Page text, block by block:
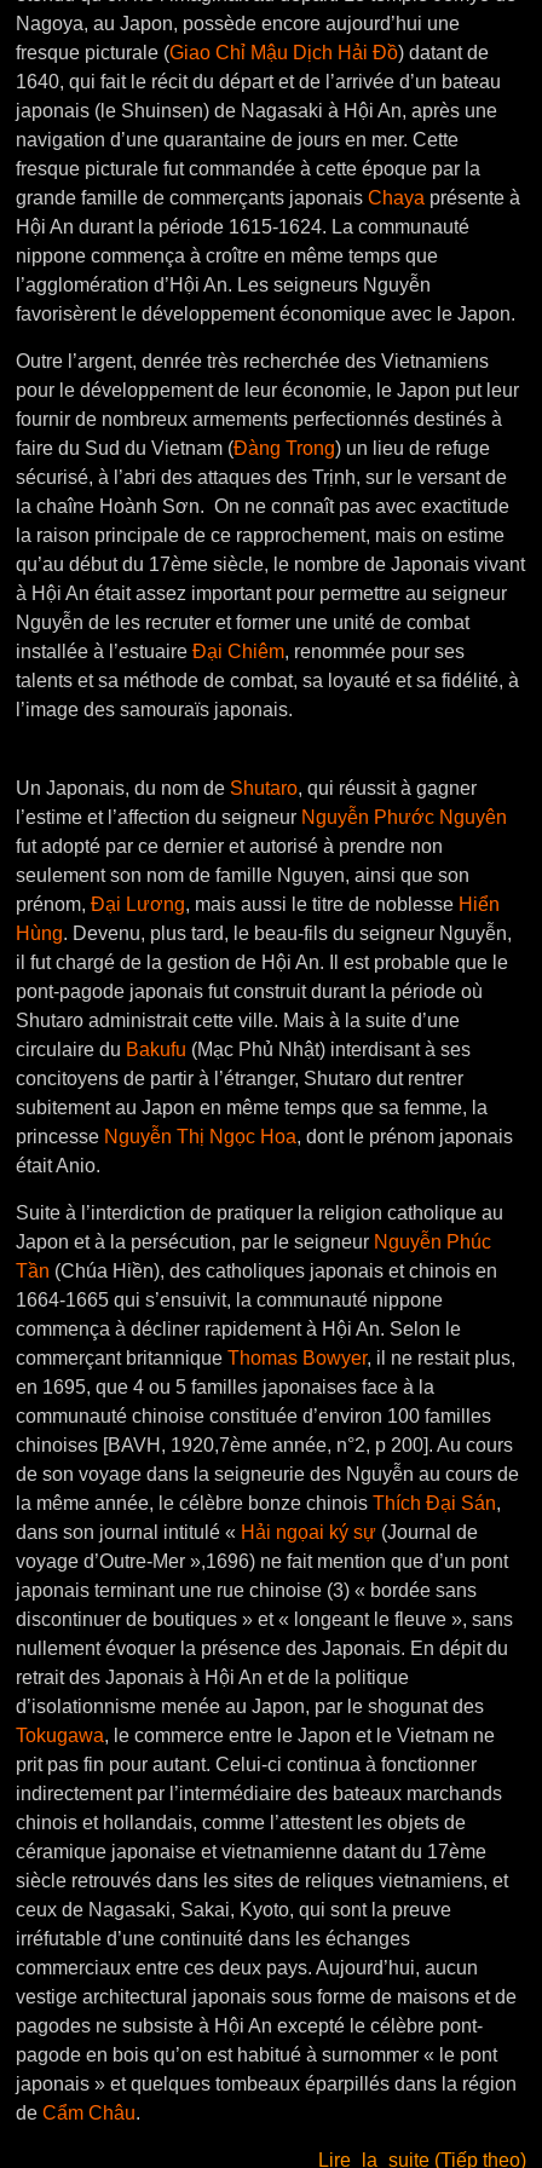
Nagoya, au Japon, possède encore aujourd’hui une
fresque picturale (Giao Chỉ Mậu Dịch Hải Đồ) datant de
1640, qui fait le récit du départ et de l’arrivée d’un bateau
japonais (le Shuinsen) de Nagasaki à Hội An, après une
navigation d’une quarantaine de jours en mer. Cette
fresque picturale fut commandée à cette époque par la
grande famille de commerçants japonais Chaya présente à
Hội An durant la période 1615-1624. La communauté
nippone commença à croître en même temps que
l’agglomération d’Hội An. Les seigneurs Nguyễn
favorisèrent le développement économique avec le Japon.
Outre l’argent, denrée très recherchée des Vietnamiens
pour le développement de leur économie, le Japon put leur
fournir de nombreux armements perfectionnés destinés à
faire du Sud du Vietnam (Đàng Trong) un lieu de refuge
sécurisé, à l’abri des attaques des Trịnh, sur le versant de
la chaîne Hoành Sơn.On ne connaît pas avec exactitude
la raison principale de ce rapprochement, mais on estime
qu’au début du 17ème siècle, le nombre de Japonais vivant
à Hội An était assez important pour permettre au seigneur
Nguyễn de les recruter et former une unité de combat
installée à l’estuaireĐại Chiêm, renommée pour ses
talents et sa méthode de combat, sa loyauté et sa fidélité, à
l’image des samouraïs japonais.
Un Japonais, du nom de Shutaro, qui réussit à gagner
l’estime et l’affection du seigneur Nguyễn Phước Nguyên
fut adopté par ce dernier et autorisé à prendre non
seulement son nom de famille Nguyen, ainsi que son
prénom,Đại Lương, mais aussi le titre de noblesse Hiển
Hùng. Devenu, plus tard, le beau-fils du seigneur Nguyễn,
il fut chargé de la gestion de Hội An. Il est probable que le
pont-pagode japonais fut construit durant la période où
Shutaro administrait cette ville. Mais à la suite d’une
circulaire du Bakufu (Mạc Phủ Nhật) interdisant à ses
concitoyens de partir à l’étranger, Shutaro dut rentrer
subitement au Japon en même temps que sa femme, la
princesse Nguyễn Thị Ngọc Hoa, dont le prénom japonais
était Anio.
Suite à l’interdiction de pratiquer la religion catholique au
Japon et à la persécution, par le seigneur Nguyễn Phúc
Tần (Chúa Hiền), des catholiques japonais et chinois en
1664-1665 qui s’ensuivit, la communauté nippone
commença à décliner rapidement à Hội An. Selon le
commerçant britanniqueThomas Bowyer, il ne restait plus,
en 1695, que 4 ou 5 familles japonaises face à la
communauté chinoise constituée d’environ 100 familles
chinoises [BAVH, 1920,7ème année, n°2, p 200]. Au cours
de son voyage dans la seigneurie des Nguyễn au cours de
la même année, le célèbre bonze chinoisThích Đại Sán,
dans son journal intitulé « Hải ngọai ký sự (Journal de
voyage d’Outre-Mer »,1696) ne fait mention que d’un pont
japonais terminant une rue chinoise (3) « bordée sans
discontinuer de boutiques » et « longeant le fleuve », sans
nullement évoquer la présence des Japonais. En dépit du
retrait des Japonais à Hội An et de la politique
d’isolationnisme menée au Japon, par le shogunat des
Tokugawa, le commerce entre le Japon et le Vietnam ne
prit pas fin pour autant. Celui-ci continua à fonctionner
indirectement par l’intermédiaire des bateaux marchands
chinois et hollandais, comme l’attestent les objets de
céramique japonaise et vietnamienne datant du 17ème
siècle retrouvés dans les sites de reliques vietnamiens, et
ceux de Nagasaki, Sakai, Kyoto, qui sont la preuve
irréfutable d’une continuité dans les échanges
commerciaux entre ces deux pays. Aujourd’hui, aucun
vestige architectural japonais sous forme de maisons et de
pagodes ne subsiste à Hội An excepté le célèbre pont-
pagode en bois qu’on est habitué à surnommer « le pont
japonais » et quelques tombeaux éparpillés dans la région
de Cẩm Châu.
Lire_la_suite (Tiếp theo)